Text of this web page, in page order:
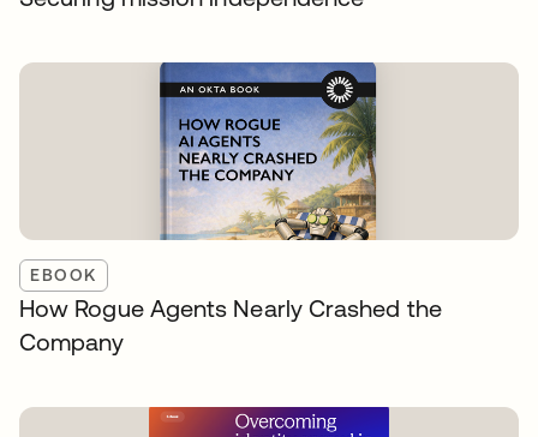
EBOOK
How Rogue Agents Nearly Crashed the
Company